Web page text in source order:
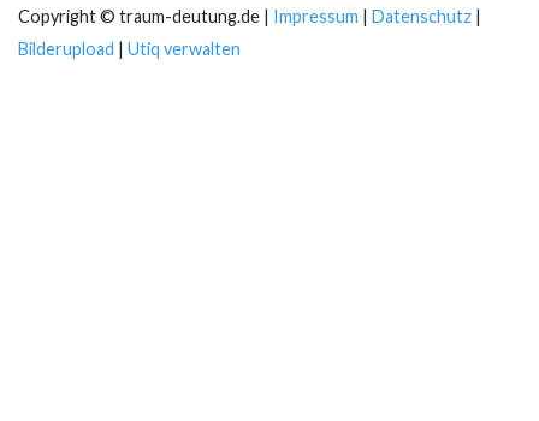
Copyright © traum-deutung.de | Impressum | Datenschutz |
Bilderupload | Utiq verwalten